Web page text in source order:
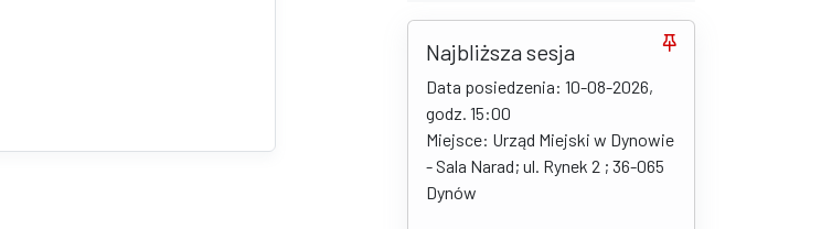
Najbliższa sesja
Data posiedzenia: 10-08-2026,
godz. 15:00
Miejsce: Urząd Miejski w Dynowie
- Sala Narad; ul. Rynek 2 ; 36-065
Dynów